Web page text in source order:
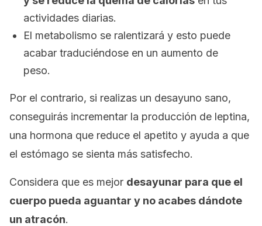
actividades diarias.
El metabolismo se ralentizará y esto puede
acabar traduciéndose en un aumento de
peso.
Por el contrario, si realizas un desayuno sano,
conseguirás incrementar la producción de leptina,
una hormona que reduce el apetito y ayuda a que
el estómago se sienta más satisfecho.
Considera que es mejor desayunar para que el
cuerpo pueda aguantar y no acabes dándote
un atracón.